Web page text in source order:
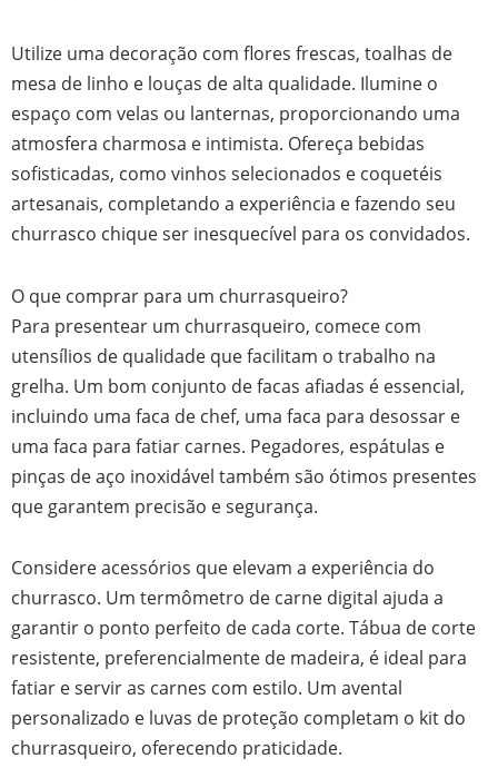
Utilize uma decoração com flores frescas, toalhas de
mesa de linho e louças de alta qualidade. Ilumine o
espaço com velas ou lanternas, proporcionando uma
atmosfera charmosa e intimista. Ofereça bebidas
sofisticadas, como vinhos selecionados e coquetéis
artesanais, completando a experiência e fazendo seu
churrasco chique ser inesquecível para os convidados.
O que comprar para um churrasqueiro?
Para presentear um churrasqueiro, comece com
utensílios de qualidade que facilitam o trabalho na
grelha. Um bom conjunto de facas afiadas é essencial,
incluindo uma faca de chef, uma faca para desossar e
uma faca para fatiar carnes. Pegadores, espátulas e
pinças de aço inoxidável também são ótimos presentes
que garantem precisão e segurança.
Considere acessórios que elevam a experiência do
churrasco. Um termômetro de carne digital ajuda a
garantir o ponto perfeito de cada corte. Tábua de corte
resistente, preferencialmente de madeira, é ideal para
fatiar e servir as carnes com estilo. Um avental
personalizado e luvas de proteção completam o kit do
churrasqueiro, oferecendo praticidade.